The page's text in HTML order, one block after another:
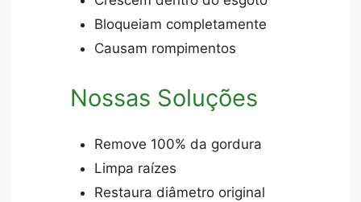
Bloqueiam completamente
Causam rompimentos
Nossas Soluções
Remove 100% da gordura
Limpa raízes
Restaura diâmetro original